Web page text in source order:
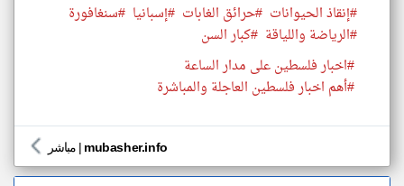
#إنقاذ الحيوانات #حرائق الغابات #إسبانيا #سنغافورة
#الرياضة واللياقة #كبار السن
#اخبار فلسطين على مدار الساعة
#أهم اخبار فلسطين العاجلة والمباشرة
مباشر | mubasher.info